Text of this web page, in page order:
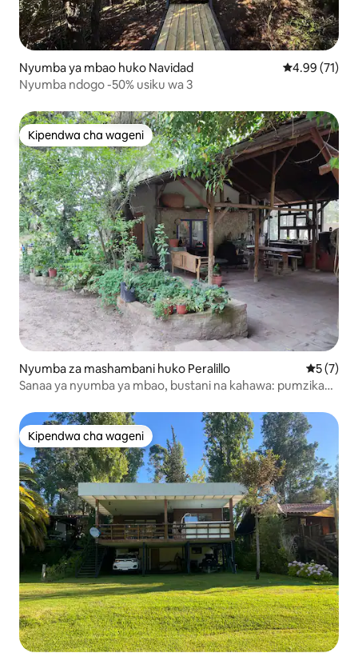
Nyumba ya mbao huko Navidad Ukadiriaji wa
4.99 (71)
Nyumba ndogo -50% usiku wa 3
Kipendwa cha wageni
Kipendwa cha wageni
Nyumba za mashambani huko Peralillo
5 (7)
Sanaa ya nyumba ya mbao, bustani na kahawa: pumzika
Kipendwa cha wageni
Kipendwa cha wageni